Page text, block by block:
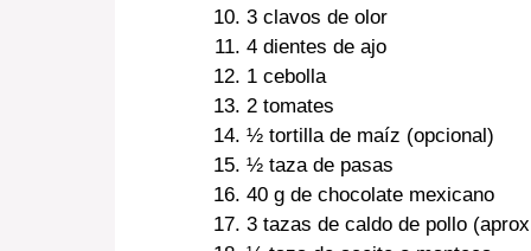
3 clavos de olor
4 dientes de ajo
1 cebolla
2 tomates
½ tortilla de maíz (opcional)
½ taza de pasas
40 g de chocolate mexicano
3 tazas de caldo de pollo